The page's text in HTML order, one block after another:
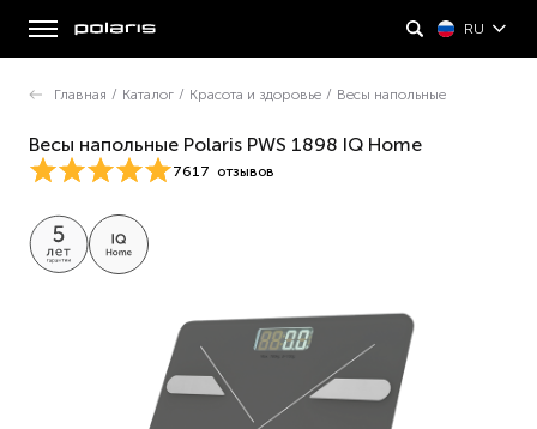
RU
Главная / Каталог / Красота и здоровье / Весы напольные
Весы напольные Polaris PWS 1898 IQ Home
7617 отзывов